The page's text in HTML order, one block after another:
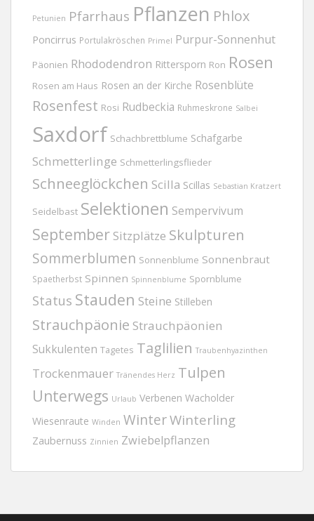
Petunien Pfarrhaus Pflanzen Phlox
Poncirrus Portulakröschen Primel Purpur-Sonnenhut
Päonien Rhododendron Rittersporn Ron Rosen
Rosen am Haus Rosen an der Kirche Rosenblüte
Rosenfest Rosi Rudbeckia Ruhmeskrone Salbei
Saxdorf Schachbrettblume Schafgarbe
Schmetterlinge Schmetterlingsflieder
Schneeglöckchen Scilla Scillas Sebastian Kratzert
Seidelbast Selektionen Sempervivum
September Sitzplätze Skulpturen
Sommerblumen Sonnenblume Sonnenbraut
Spaetherbst Spinnen Spinnenblume Spornblume
Status Stauden Steine Stilleben
Strauchpäonie Strauchpäonien
Sukkulenten Tagetes Taglilien Traubenhyazinthen
Trockenmauer Tränendes Herz Tulpen
Unterwegs Urlaub Verbenen Wacholder
Wiesenraute Winden WinterWinterling
Zaubernuss Zinnien Zwiebelpflanzen